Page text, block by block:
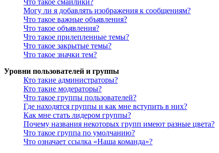
Могу ли я добавлять изображения к сообщениям?
Что такое важные объявления?
Что такое объявления?
Что такое прилепленные темы?
Что такое закрытые темы?
Что такое значки тем?
Уровни пользователей и группы
Кто такие администраторы?
Кто такие модераторы?
Что такое группы пользователей?
Где находятся группы и как мне вступить в них?
Как мне стать лидером группы?
Почему названия некоторых групп имеют разные цвета?
Что такое группа по умолчанию?
Что означает ссылка «Наша команда»?